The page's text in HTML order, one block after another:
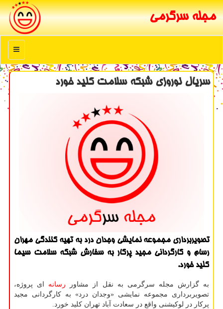
مجله سرگرمی
منو
سریال نوروزی شبكه سلامت كلید خورد
تصویربرداری مجموعه نمایشی وجدان درد به تهیه کنندگی مهران
رسام و کارگردانی مجید پرکار به سفارش شبکه سلامت سیما
کلید خورد.
به گزارش مجله سرگرمی به نقل از مشاور رسانه ای پروژه،
تصویربرداری مجموعه نمایشی «وجدان درد» به کارگردانی مجید
پرکار در لوکیشنی واقع در سعادت آباد تهران کلید خورد.